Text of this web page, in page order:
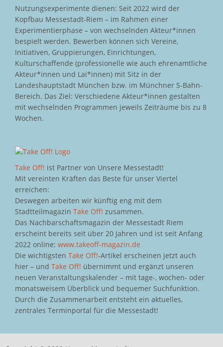
Nutzungsexperimente dienen: Seit 2022 wird der
Kopfbau Messestadt-Riem – im Rahmen einer
Experimentierphase – von wechselnden Akteur*innen
bespielt werden. Bewerben können sich Vereine,
Initiativen, Gruppierungen, Einrichtungen,
Kulturschaffende (professionelle wie auch ehrenamtliche
Akteur*innen und Lai*innen) mit Sitz in der
Landeshauptstadt München bzw. im Münchner S-Bahn-
Bereich. Das Ziel: Verschiedene Akteur*innen gestalten
mit wechselnden Programmen jeweils Zeiträume bis zu 8
Wochen.
Take Off! ist Partner von Unsere Messestadt!
Mit vereinten Kräften das Beste für unser Viertel
erreichen:
Deswegen arbeiten wir künftig eng mit dem
Stadtteilmagazin Take Off! zusammen.
Das Nachbarschaftsmagazin der Messestadt Riem
erscheint bereits seit über 20 Jahren und ist seit Anfang
2022 online: www.takeoff-magazin.de
Die wichtigsten Take Off!-Artikel erscheinen jetzt auch
hier – und Take Off! übernimmt und ergänzt unseren
neuen Veranstaltungskalender – mit tage-, wochen- oder
monatsweisem Überblick und bequemer Suchfunktion.
Durch die Zusammenarbeit entsteht ein aktuelles,
zentrales Terminportal für die Messestadt!